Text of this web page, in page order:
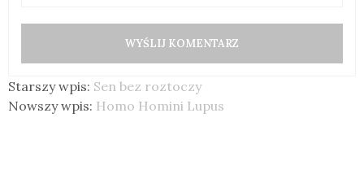
Starszy wpis: Sen bez roztoczy
Nowszy wpis: Homo Homini Lupus